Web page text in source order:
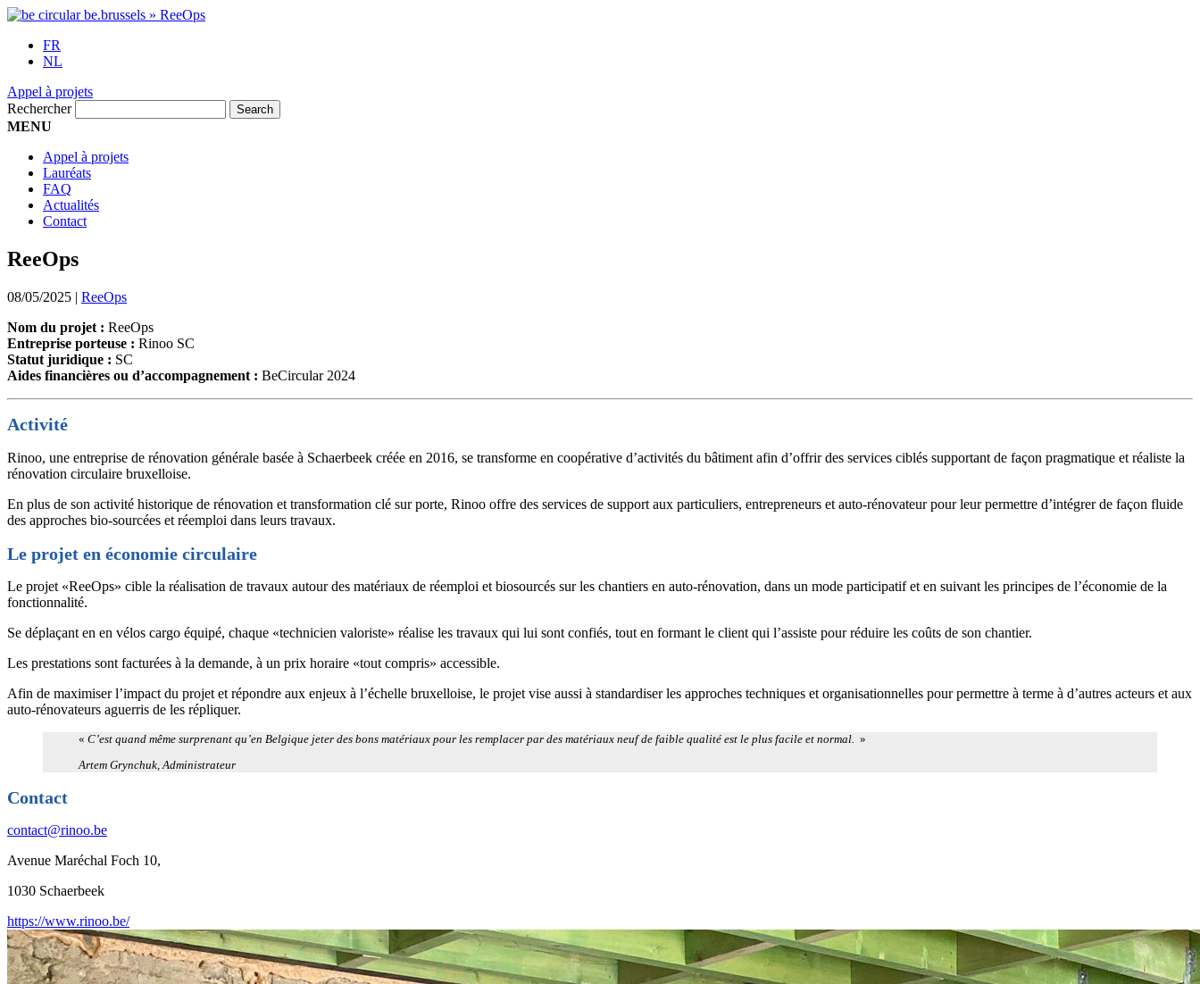
FR
NL
Appel à projets
Rechercher
MENU
Appel à projets
Lauréats
FAQ
Actualités
Contact
ReeOps
08/05/2025 | ReeOps
Nom du projet : ReeOps
Entreprise porteuse : Rinoo SC
Statut juridique : SC
Aides financières ou d’accompagnement : BeCircular 2024
Activité
Rinoo, une entreprise de rénovation générale basée à Schaerbeek créée en 2016, se transforme en coopérative d’activités du bâtiment afin d’offrir des services ciblés supportant de façon pragmatique et réaliste la
rénovation circulaire bruxelloise.
En plus de son activité historique de rénovation et transformation clé sur porte, Rinoo offre des services de support aux particuliers, entrepreneurs et auto-rénovateur pour leur permettre d’intégrer de façon fluide
des approches bio-sourcées et réemploi dans leurs travaux.
Le projet en économie circulaire
Le projet «ReeOps» cible la réalisation de travaux autour des matériaux de réemploi et biosourcés sur les chantiers en auto-rénovation, dans un mode participatif et en suivant les principes de l’économie de la
fonctionnalité.
Se déplaçant en en vélos cargo équipé, chaque «technicien valoriste» réalise les travaux qui lui sont confiés, tout en formant le client qui l’assiste pour réduire les coûts de son chantier.
Les prestations sont facturées à la demande, à un prix horaire «tout compris» accessible.
Afin de maximiser l’impact du projet et répondre aux enjeux à l’échelle bruxelloise, le projet vise aussi à standardiser les approches techniques et organisationnelles pour permettre à terme à d’autres acteurs et aux
auto-rénovateurs aguerris de les répliquer.
« C’est quand même surprenant qu’en Belgique jeter des bons matériaux pour les remplacer par des matériaux neuf de faible qualité est le plus facile et normal. »
Artem Grynchuk, Administrateur
Contact
contact@rinoo.be
Avenue Maréchal Foch 10,
1030 Schaerbeek
https://www.rinoo.be/